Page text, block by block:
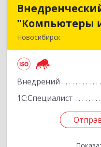
"Компьютеры
Новосибирск
Внедрений
1С:Специалист